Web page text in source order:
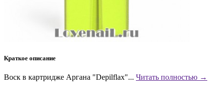
Краткое описание
Воск в картридже Аргана "Depilflax"... Читать полностью →